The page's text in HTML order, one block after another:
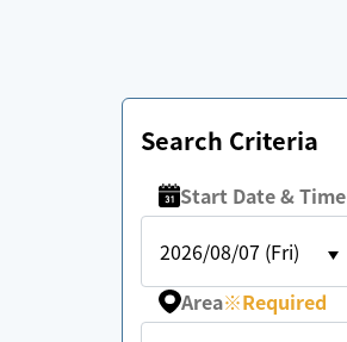
Search Criteria
Start Date & Time
2026/08/07 (Fri)
Area※Required